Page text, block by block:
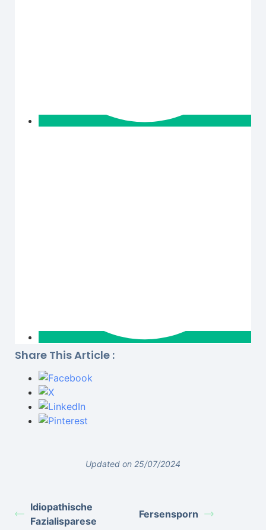
Share This Article :
Updated on 25/07/2024
Idiopathische
Fazialisparese
Fersensporn